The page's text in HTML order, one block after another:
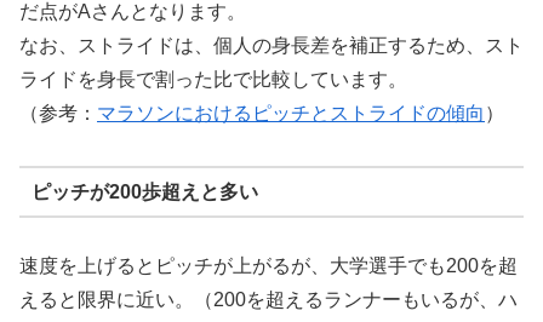
だ点がAさんとなります。
なお、ストライドは、個人の身長差を補正するため、スト
ライドを身長で割った比で比較しています。
（参考： マラソンにおけるピッチとストライドの傾向 ）
ピッチが200歩超えと多い
速度を上げるとピッチが上がるが、大学選手でも200を超
えると限界に近い。（200を超えるランナーもいるが、ハ